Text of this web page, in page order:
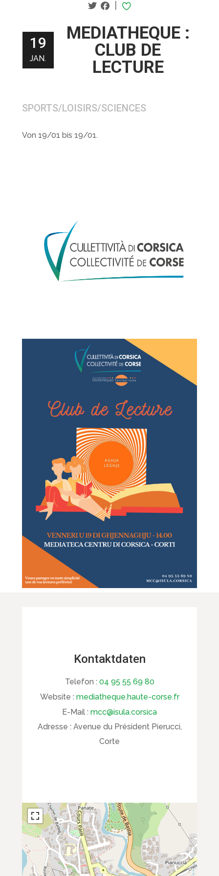
|
19
JAN.
MEDIATHEQUE :
CLUB DE
LECTURE
SPORTS/LOISIRS/SCIENCES
Von 19/01 bis 19/01.
Kontaktdaten
Telefon : 04 95 55 69 80
Website : mediatheque.haute-corse.fr
E-Mail : mcc@isula.corsica
Adresse : Avenue du Président Pierucci,
Corte